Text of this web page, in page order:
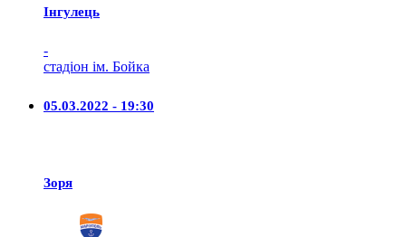
Iнгулець
-
стадіон ім. Бойка
05.03.2022 - 19:30
Зоря